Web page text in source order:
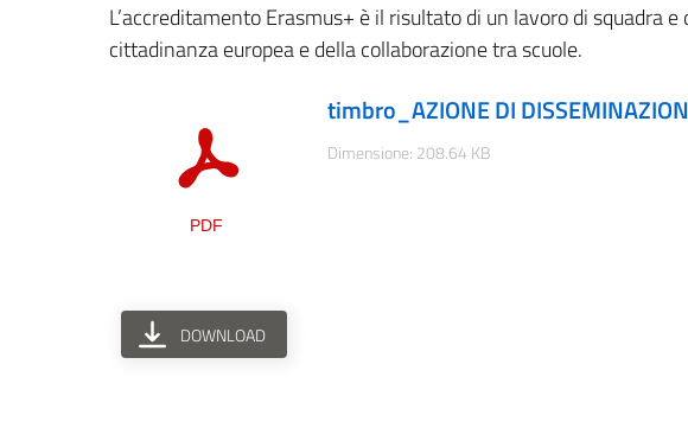
L’accreditamento Erasmus+ è il risultato di un lavoro di squadra
cittadinanza europea e della collaborazione tra scuole.
timbro_AZIONE DI
Dimensione: 208.64 KB
DOWNLOAD